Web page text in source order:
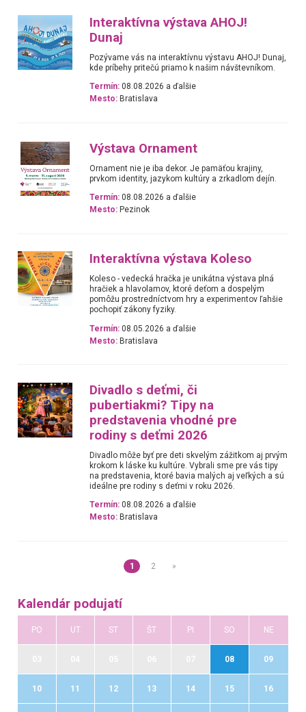
Interaktívna výstava AHOJ!
Dunaj
Pozývame vás na interaktívnu výstavu AHOJ! Dunaj,
kde príbehy pritečú priamo k našim návštevníkom.
Termín: 08.08.2026 a ďalšie
Mesto: Bratislava
Výstava Ornament
Ornament nie je iba dekor. Je pamäťou krajiny,
prvkom identity, jazykom kultúry a zrkadlom dejín.
Termín: 08.08.2026 a ďalšie
Mesto: Pezinok
Interaktívna výstava Koleso
Koleso - vedecká hračka je unikátna výstava plná
hračiek a hlavolamov, ktoré deťom a dospelým
pomôžu prostredníctvom hry a experimentov ľahšie
pochopiť zákony fyziky.
Termín: 08.05.2026 a ďalšie
Mesto: Bratislava
Divadlo s deťmi, či
pubertiakmi? Tipy na
predstavenia vhodné pre
rodiny s deťmi 2026
Divadlo môže byť pre deti skvelým zážitkom aj prvým
krokom k láske ku kultúre. Vybrali sme pre vás tipy
na predstavenia, ktoré bavia malých aj veľkých a sú
ideálne pre rodiny s deťmi v roku 2026.
Termín: 08.08.2026 a ďalšie
Mesto: Bratislava
1 2 »
Kalendár podujatí
PO UT ST ŠT PI SO NE
08 09
10 11 12 13 14 15 16